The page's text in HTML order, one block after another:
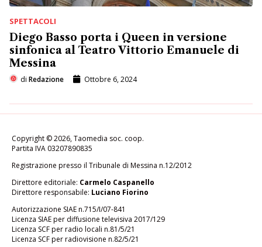
SPETTACOLI
Diego Basso porta i Queen in versione
sinfonica al Teatro Vittorio Emanuele di
Messina
di Redazione Ottobre 6, 2024
Copyright © 2026, Taomedia soc. coop.
Partita IVA 03207890835
Registrazione presso il Tribunale di Messina n.12/2012
Direttore editoriale: Carmelo Caspanello
Direttore responsabile: Luciano Fiorino
Autorizzazione SIAE n.715/I/07-841
Licenza SIAE per diffusione televisiva 2017/129
Licenza SCF per radio locali n.81/5/21
Licenza SCF per radiovisione n.82/5/21